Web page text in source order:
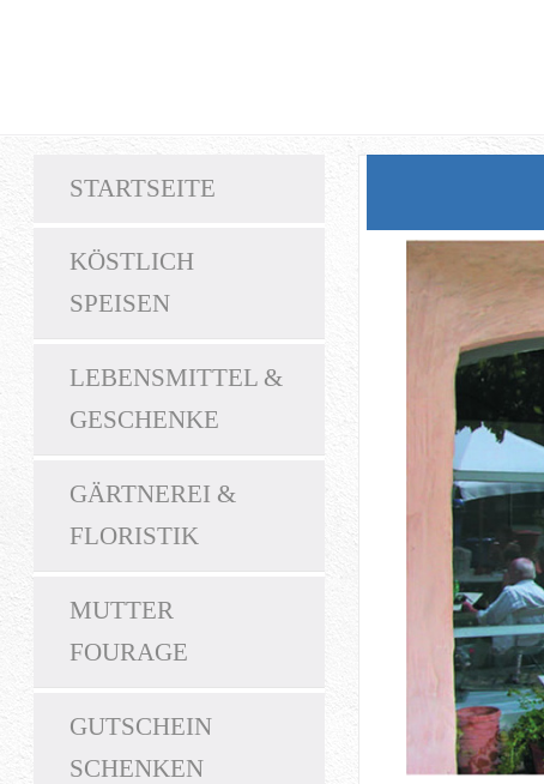
STARTSEITE
KÖSTLICH
SPEISEN
LEBENSMITTEL &
GESCHENKE
GÄRTNEREI &
FLORISTIK
MUTTER
FOURAGE
GUTSCHEIN
SCHENKEN